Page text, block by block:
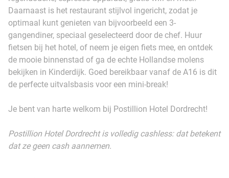
Daarnaast is het restaurant stijlvol ingericht, zodat je
optimaal kunt genieten van bijvoorbeeld een 3-
gangendiner, speciaal geselecteerd door de chef. Huur
fietsen bij het hotel, of neem je eigen fiets mee, en ontdek
de mooie binnenstad of ga de echte Hollandse molens
bekijken in Kinderdijk. Goed bereikbaar vanaf de A16 is dit
de perfecte uitvalsbasis voor een mini-break!
Je bent van harte welkom bij Postillion Hotel Dordrecht!
Postillion Hotel Dordrecht is volledig cashless: dat betekent
dat ze geen cash aannemen.